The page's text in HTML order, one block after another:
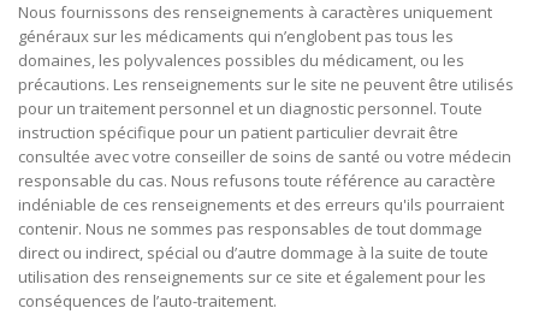
Nous fournissons des renseignements à caractères uniquement
généraux sur les médicaments qui n’englobent pas tous les
domaines, les polyvalences possibles du médicament, ou les
précautions. Les renseignements sur le site ne peuvent être utilisés
pour un traitement personnel et un diagnostic personnel. Toute
instruction spécifique pour un patient particulier devrait être
consultée avec votre conseiller de soins de santé ou votre médecin
responsable du cas. Nous refusons toute référence au caractère
indéniable de ces renseignements et des erreurs qu'ils pourraient
contenir. Nous ne sommes pas responsables de tout dommage
direct ou indirect, spécial ou d’autre dommage à la suite de toute
utilisation des renseignements sur ce site et également pour les
conséquences de l’auto-traitement.